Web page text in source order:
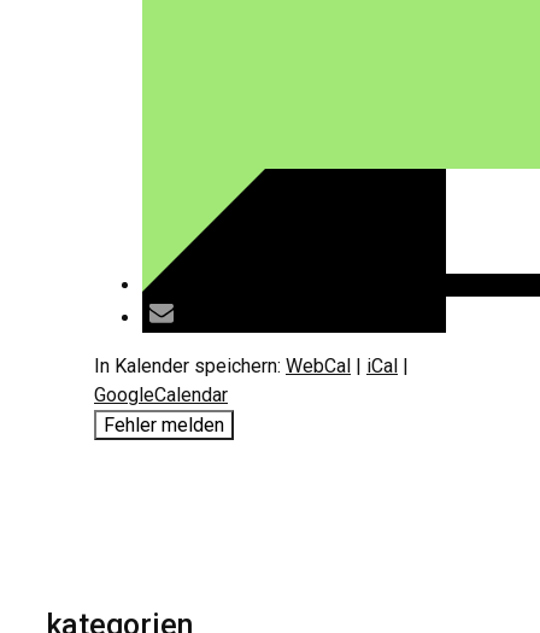
In Kalender speichern: WebCal iCal
GoogleCalendar
Fehler melden
kategorien